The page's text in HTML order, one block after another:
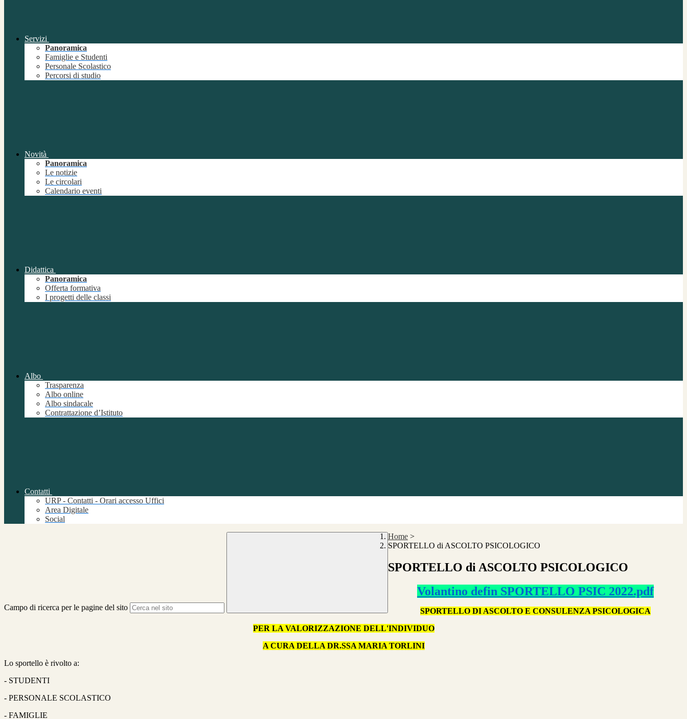
Servizi
Panoramica
Famiglie e Studenti
Personale Scolastico
Percorsi di studio
Novità
Panoramica
Le notizie
Le circolari
Calendario eventi
Didattica
Panoramica
Offerta formativa
I progetti delle classi
Albo
Trasparenza
Albo online
Albo sindacale
Contrattazione d’Istituto
Contatti
URP - Contatti - Orari accesso Uffici
Area Digitale
Social
Campo di ricerca per le pagine del sito
Home >
SPORTELLO di ASCOLTO PSICOLOGICO
SPORTELLO di ASCOLTO PSICOLOGICO
Volantino defin SPORTELLO PSIC 2022.pdf
SPORTELLO DI ASCOLTO E CONSULENZA PSICOLOGICA
PER LA VALORIZZAZIONE DELL'INDIVIDUO
A CURA DELLA DR.SSA MARIA TORLINI
Lo sportello è rivolto a:
- STUDENTI
- PERSONALE SCOLASTICO
- FAMIGLIE